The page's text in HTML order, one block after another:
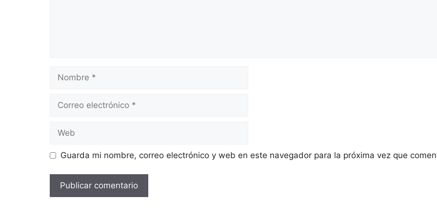
Guarda mi nombre, correo electrónico y web en este navegador para la próxima vez que